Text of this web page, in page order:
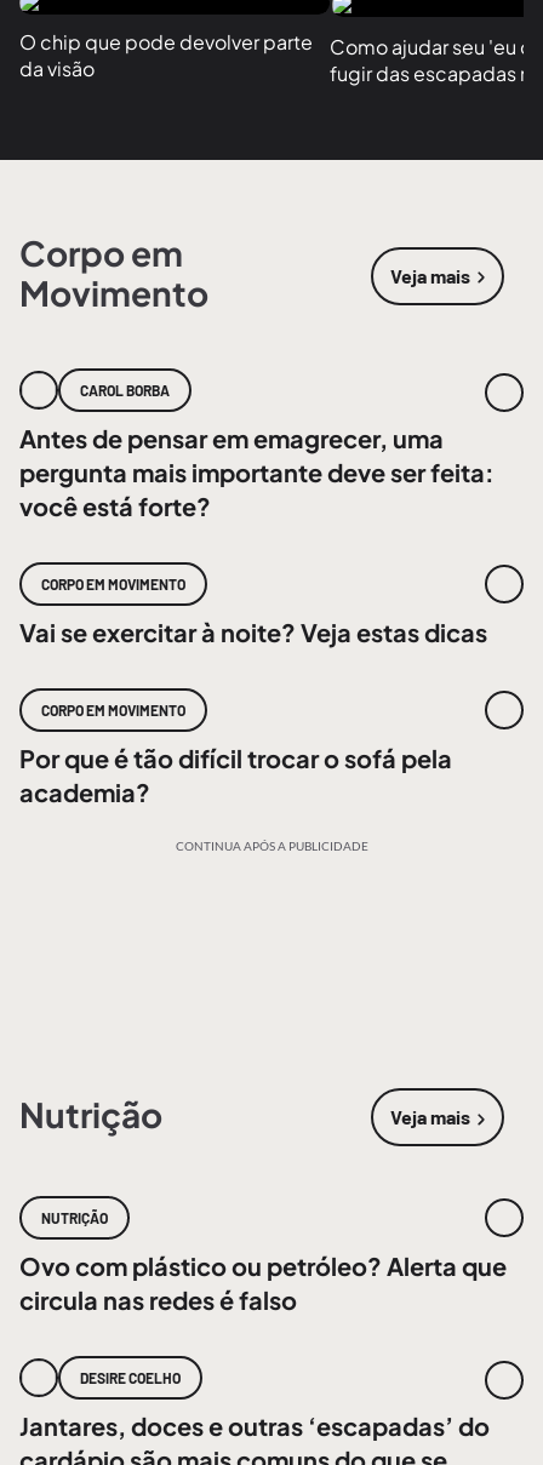
O chip que pode devolver parte
da visão
Como ajudar seu 'eu
fugir das escapadas
Corpo em
Movimento
Veja mais
sobre
CAROL BORBA
Antes de pensar em emagrecer, uma
pergunta mais importante deve ser feita:
você está forte?
CORPO EM MOVIMENTO
Vai se exercitar à noite? Veja estas dicas
CORPO EM MOVIMENTO
Por que é tão difícil trocar o sofá pela
academia?
CONTINUA APÓS A PUBLICIDADE
Nutrição Veja mais
sobre
NUTRIÇÃO
Ovo com plástico ou petróleo? Alerta que
circula nas redes é falso
DESIRE COELHO
Jantares, doces e outras ‘escapadas’ do